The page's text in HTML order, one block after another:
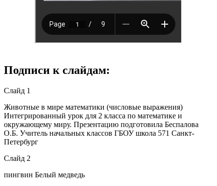
Подписи к слайдам:
Слайд 1
Животные в мире математики (числовые выражения)
Интегрированный урок для 2 класса по математике и
окружающему миру. Презентацию подготовила Беспалова
О.Б. Учитель начальных классов ГБОУ школа 571 Санкт-
Петербург
Слайд 2
пингвин Белый медведь